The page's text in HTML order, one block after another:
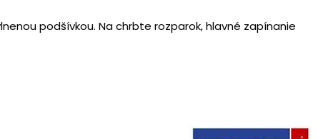
podšívkou. Na chrbte rozparok, hlavné zapínanie